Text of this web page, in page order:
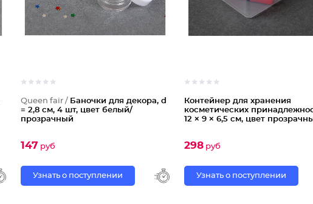
Queen fair / Баночки для декора, d
= 2,8 см, 4 шт, цвет белый/
прозрачный
147 руб
Узнать о поступлении
Контейнер для хранения
косметических
12 × 9 × 6,5 см, цвет
298 руб
Узнать о поступлении